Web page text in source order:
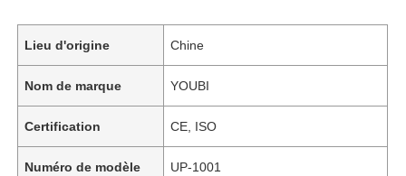
Lieu d'origine Chine
Nom de marque YOUBI
Certification CE, ISO
Numéro de modèle UP-1001